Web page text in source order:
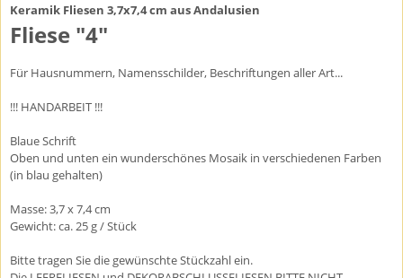
Keramik Fliesen 3,7x7,4 cm aus Andalusien
Fliese "4"
Für Hausnummern, Namensschilder, Beschriftungen aller Art...
!!! HANDARBEIT !!!
Blaue Schrift
Oben und unten ein wunderschönes Mosaik in verschiedenen Farben
(in blau gehalten)
Masse: 3,7 x 7,4 cm
Gewicht: ca. 25 g / Stück
Bitte tragen Sie die gewünschte Stückzahl ein.